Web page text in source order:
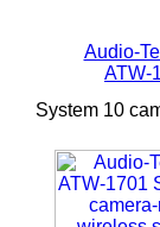
Audio-
ATW-
System 10